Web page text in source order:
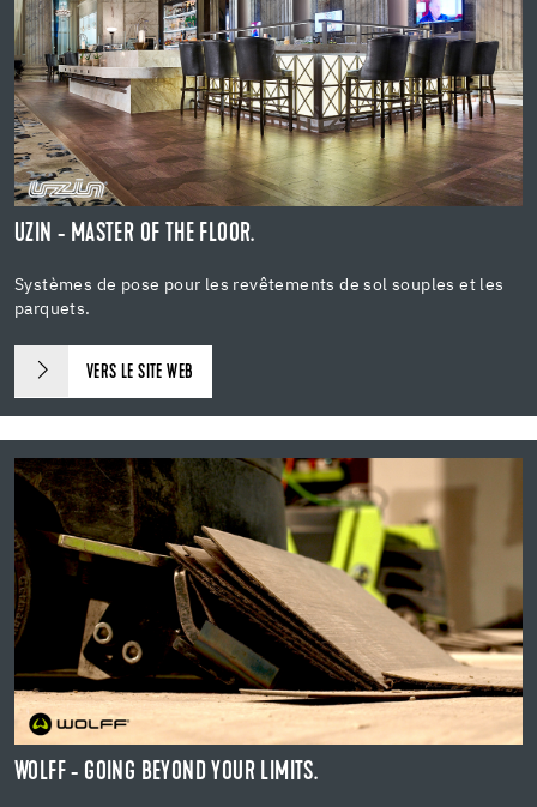
UZIN - MASTER OF THE FLOOR.
Systèmes de pose pour les revêtements de sol souples et les
parquets.
VERS LE SITE WEB
WOLFF - GOING BEYOND YOUR LIMITS.